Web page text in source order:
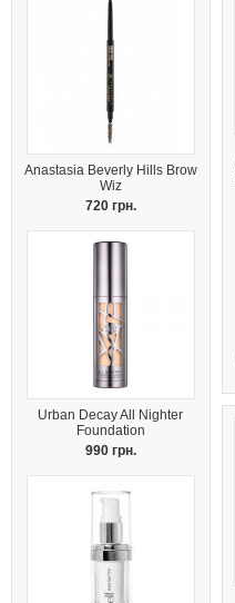
Anastasia Beverly Hills Brow
Wiz
720 грн.
Urban Decay All Nighter
Foundation
990 грн.